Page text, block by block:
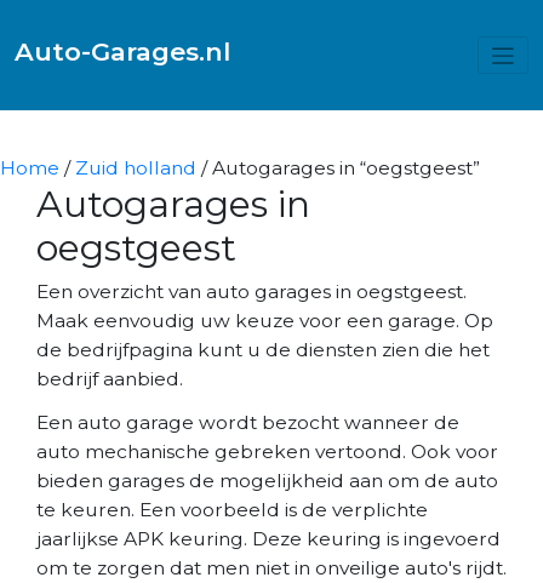
Auto-Garages.nl
Home / Zuid holland / Autogarages in “oegstgeest”
Autogarages in
oegstgeest
Een overzicht van auto garages in oegstgeest.
Maak eenvoudig uw keuze voor een garage. Op
de bedrijfpagina kunt u de diensten zien die het
bedrijf aanbied.
Een auto garage wordt bezocht wanneer de
auto mechanische gebreken vertoond. Ook voor
bieden garages de mogelijkheid aan om de auto
te keuren. Een voorbeeld is de verplichte
jaarlijkse APK keuring. Deze keuring is ingevoerd
om te zorgen dat men niet in onveilige auto's rijdt.